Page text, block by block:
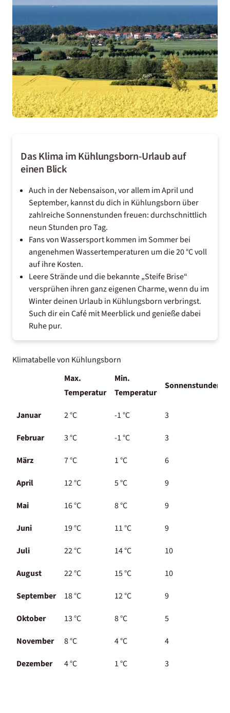
Das Klima im Kühlungsborn-Urlaub auf
einen Blick
Auch in der Nebensaison, vor allem im April und
September, kannst du dich in Kühlungsborn über
zahlreiche Sonnenstunden freuen: durchschnittlich
neun Stunden pro Tag.
Fans von Wassersport kommen im Sommer bei
angenehmen Wassertemperaturen um die 20 °C voll
auf ihre Kosten.
Leere Strände und die bekannte „Steife Brise“
versprühen ihren ganz eigenen Charme, wenn du im
Winter deinen Urlaub in Kühlungsborn verbringst.
Such dir ein Café mit Meerblick und genieße dabei
Ruhe pur.
Klimatabelle von Kühlungsborn
Max.
Temperatur
Min.
Temperatur
Sonnenstunden
Januar 2 °C -1 °C 3
Februar
3 °C -1 °C 3
März
7 °C 1 °C 6
April
12 °C 5 °C 9
Mai
16 °C 8 °C 9
Juni
19 °C 11 °C 9
Juli
22 °C 14 °C 10
August
22 °C 15 °C 10
September
18 °C 12 °C 9
Oktober
13 °C 8 °C 5
November
8 °C 4 °C 4
Dezember
4 °C 1 °C 3